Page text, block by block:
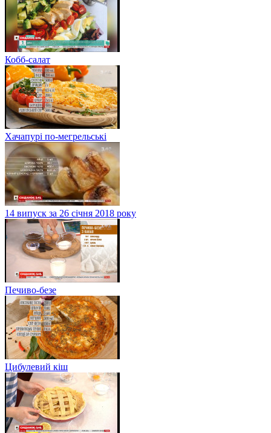
Кобб-салат
Хачапурі по-мегрельські
14 випуск за 26 січня 2018 року
Печиво-безе
Цибулевий кіш